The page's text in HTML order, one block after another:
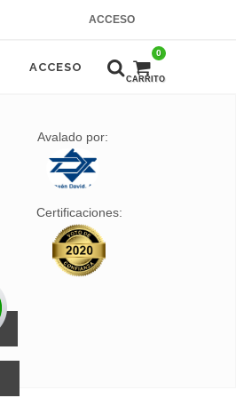
ACCESO
ACCESO
0
CARRITO
Avalado por:
Certificaciones: